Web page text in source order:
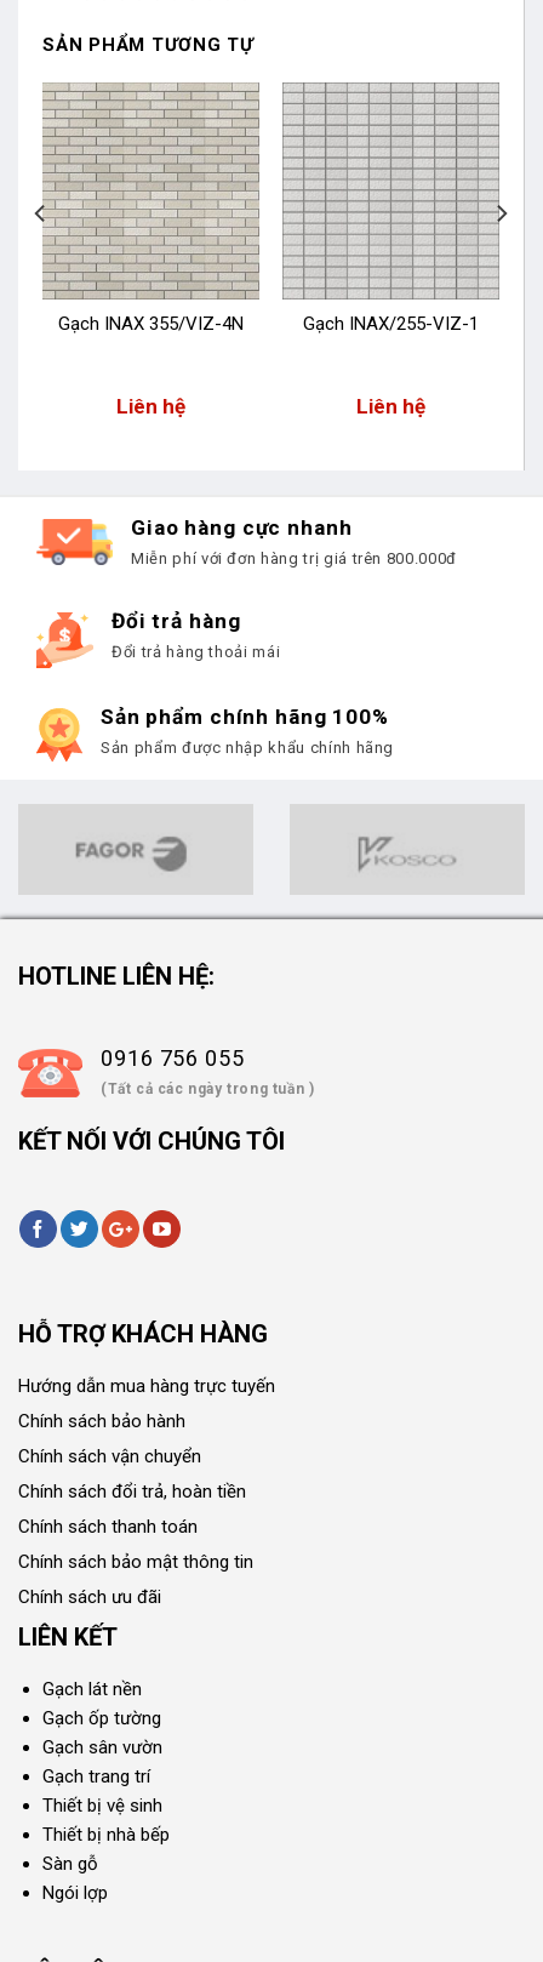
SẢN PHẨM TƯƠNG TỰ
Gạch INAX 355/VIZ-4N
Liên hệ
Gạch INAX/255-VIZ-1
Liên hệ
Giao hàng cực nhanh
Miễn phí với đơn hàng trị giá trên 800.000đ
Đổi trả hàng
Đổi trả hàng thoải mái
Sản phẩm chính hãng 100%
Sản phẩm được nhập khẩu chính hãng
HOTLINE LIÊN HỆ:
0916 756 055
(Tất cả các ngày trong tuần )
KẾT NỐI VỚI CHÚNG TÔI
HỖ TRỢ KHÁCH HÀNG
Hướng dẫn mua hàng trực tuyến
Chính sách bảo hành
Chính sách vận chuyển
Chính sách đổi trả, hoàn tiền
Chính sách thanh toán
Chính sách bảo mật thông tin
Chính sách ưu đãi
LIÊN KẾT
Gạch lát nền
Gạch ốp tường
Gạch sân vườn
Gạch trang trí
Thiết bị vệ sinh
Thiết bị nhà bếp
Sàn gỗ
Ngói lợp